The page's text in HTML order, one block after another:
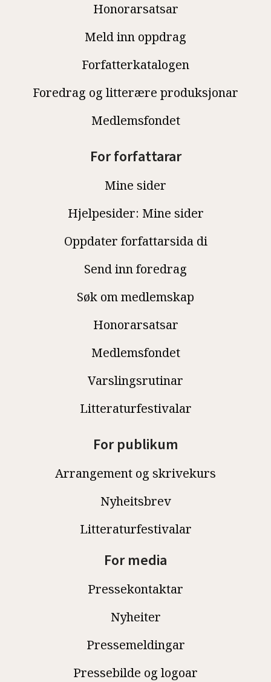
Honorarsatsar
Meld inn oppdrag
Forfatterkatalogen
Foredrag og litterære produksjonar
Medlemsfondet
For forfattarar
Mine sider
Hjelpesider: Mine sider
Oppdater forfattarsida di
Send inn foredrag
Søk om medlemskap
Honorarsatsar
Medlemsfondet
Varslingsrutinar
Litteraturfestivalar
For publikum
Arrangement og skrivekurs
Nyheitsbrev
Litteraturfestivalar
For media
Pressekontaktar
Nyheiter
Pressemeldingar
Pressebilde og logoar